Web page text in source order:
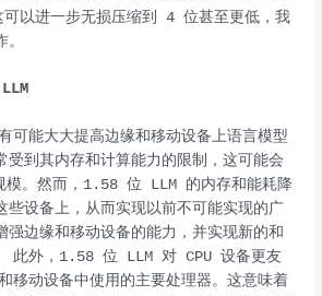
以进一步无损压缩到 4 位甚至更低，我
能大大提高边缘和移动设备上语言模型
受到其内存和计算能力的限制，这可能会
模。然而，1.58 位 LLM 的内存和能耗降
些设备上，从而实现以前不可能实现的广
强边缘和移动设备的能力，并实现新的和
此外，1.58 位 LLM 对 CPU 设备更友
移动设备中使用的主要处理器。这意味着